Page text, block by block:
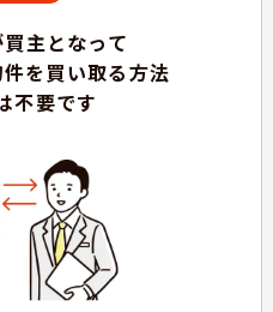
主となって
を買い取る方法
不要です